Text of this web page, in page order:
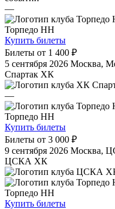
—
Торпедо НН
Купить билеты
Билеты от 1 400 ₽
5 сентября 2026 Москва,
Спартак ХК
—
Торпедо НН
Купить билеты
Билеты от 3 000 ₽
9 сентября 2026 Москва,
ЦСКА ХК
Торпедо НН
Купить билеты